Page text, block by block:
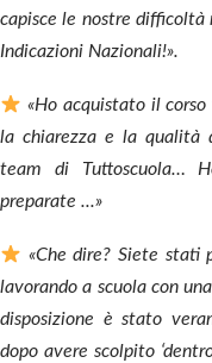
capisce le nostre difficoltà
Indicazioni Nazionali!».
«Ho acquistato il
la chiarezza e la qualità
team di Tuttoscuola…
preparate ...»
«Che dire? Siete stati
lavorando a scuola con
disposizione è stato
dopo avere scolpito